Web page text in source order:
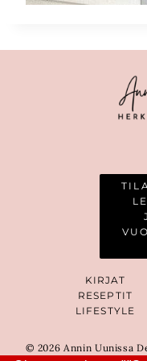
KIRJAT
RESEPTIT
LIFESTYLE
© 2026 Annin Uunissa